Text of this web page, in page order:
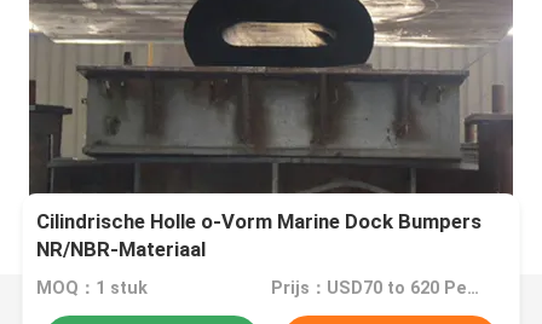
Cilindrische Holle o-Vorm Marine Dock Bumpers
NR/NBR-Materiaal
MOQ：1 stuk Prijs：USD70 to 620 Per Piece